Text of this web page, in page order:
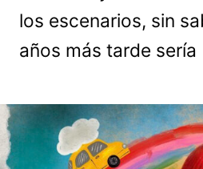
los escenarios, sin
años más tarde sería